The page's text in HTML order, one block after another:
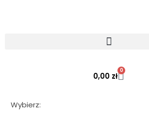
0,00 zł
0
Wybierz: